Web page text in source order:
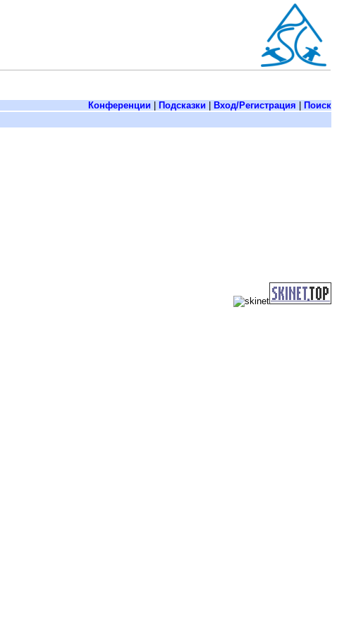
Конференции Подсказки Вход/Регистрация Поиск